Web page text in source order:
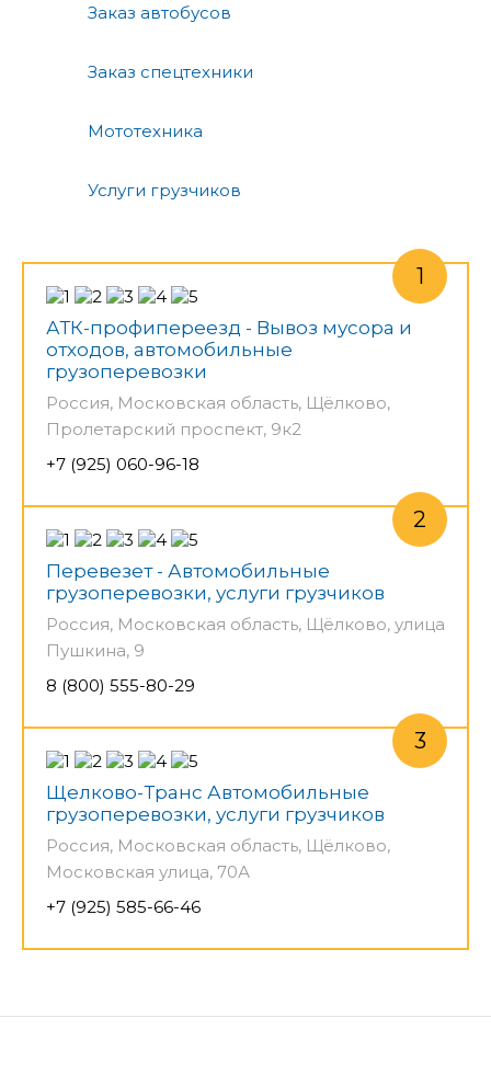
Заказ автобусов
Заказ спецтехники
Мототехника
Услуги грузчиков
АТК-профипереезд - Вывоз мусора и
отходов, автомобильные
грузоперевозки
Россия, Московская область, Щёлково,
Пролетарский проспект, 9к2
+7 (925) 060-96-18
Перевезет - Автомобильные
грузоперевозки, услуги грузчиков
Россия, Московская область, Щёлково, улица
Пушкина, 9
8 (800) 555-80-29
Щелково-Транс Автомобильные
грузоперевозки, услуги грузчиков
Россия, Московская область, Щёлково,
Московская улица, 70А
+7 (925) 585-66-46